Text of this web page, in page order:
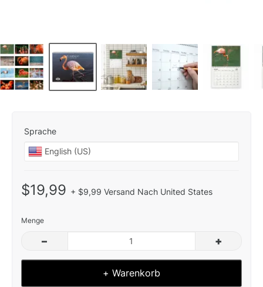
Sprache
$19,99 + $9,99 Versand Nach United States
Menge
– +
+ Warenkorb